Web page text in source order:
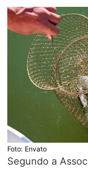
Foto: Envato
Segundo a